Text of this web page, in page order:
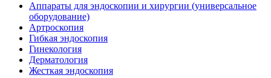
Аппараты для эндоскопии и хирургии (универсальное
оборудование)
Артроскопия
Гибкая эндоскопия
Гинекология
Дерматология
Жесткая эндоскопия